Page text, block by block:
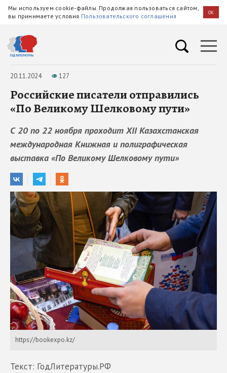
Мы используем cookie-файлы. Продолжая пользоваться сайтом,
вы принимаете условия Пользовательского соглашения OK
20.11.2024 127
Российские писатели отправились
«По Великому Шелковому пути»
С 20 по 22 ноября проходит XII Казахстанская
международная Книжная и полиграфическая
выставка «По Великому Шелковому пути»
https://bookexpo.kz/
Текст: ГодЛитературы.РФ